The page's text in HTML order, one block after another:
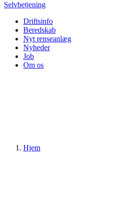
Selvbetjening
Driftsinfo
Beredskab
Nyt renseanlæg
Nyheder
Job
Om os
Hjem